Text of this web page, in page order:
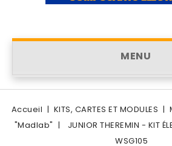
MENU
Accueil KITS, CARTES ET MODULES
"Madlab"
JUNIOR THEREMIN - KIT
WSG105